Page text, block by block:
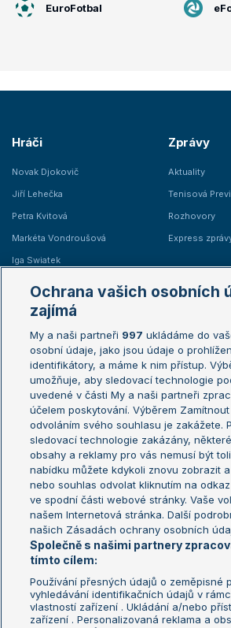
EuroFotbal
Hráči
Novak Djokovič
Jiří Lehečka
Petra Kvitová
Markéta Vondroušová
Iga Swiatek
Zprávy
Aktuality
Tenisová
Rozhovory
Express
Žebříčky
Žebříček ATP (muži)
Žebříček WTA (ženy)
Sázkařský žebříček
Australian
French Open
Wimbledon
US Open
Turnaj mistrů
Turnaj mistryň
Aktualní trendy
Fotbalové přestupy
Livesport Daily
LS Prague Open
Podmínky užití
Nastavení
GDPR a žurnalistika
Reklama
Ochrana vašich osobních
zajímá
My a naši partneři 997 ukládáme do
osobní údaje, jako jsou údaje o
identifikátory, a máme k nim přístup.
umožňuje, aby sledovací technologie
uvedené v části My a naši partneři
účelem poskytování. Výběrem
odvoláním svého souhlasu je zakážete.
sledovací technologie zakázány,
obsahy a reklamy pro vás nemusí být
nabídku můžete kdykoli znovu zobrazit
nebo souhlas odvolat kliknutím na
ve spodní části webové stránky. Vaše
našem Internetová stránka. Další
našich Zásadách ochrany osobních
Společně s našimi partnery
tímto cílem:
Používání přesných údajů o zeměpisné
vyhledávání identifikačních údajů v
vlastností zařízení . Ukládání a/nebo
zařízení . Personalizovaná reklama a